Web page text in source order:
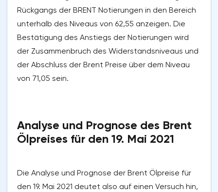
Rückgangs der BRENT Notierungen in den Bereich
unterhalb des Niveaus von 62,55 anzeigen. Die
Bestätigung des Anstiegs der Notierungen wird
der Zusammenbruch des Widerstandsniveaus und
der Abschluss der Brent Preise über dem Niveau
von 71,05 sein.
Analyse und Prognose des Brent
Ölpreises für den 19. Mai 2021
Die Analyse und Prognose der Brent Ölpreise für
den 19. Mai 2021 deutet also auf einen Versuch hin,